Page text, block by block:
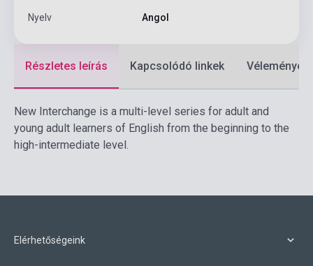
Nyelv Angol
Részletes leírás Kapcsolódó linkek Vélemények
New Interchange is a multi-level series for adult and
young adult learners of English from the beginning to the
high-intermediate level.
Elérhetőségeink